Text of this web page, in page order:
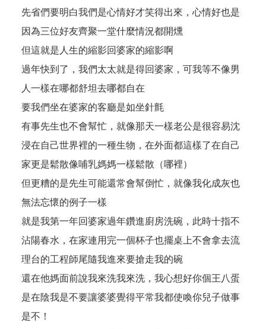
先省們要明白我們是心情好才笑得出來，心情好也是
因為三位好友齊聚一堂什麼情況都開燻
但這就是人生的縮影回婆家的縮影啊
過年快到了，我們太太就是得回婆家，可我等不像男
人一樣在哪都舒坦去哪都自在
要我們坐在婆家的客廳是如坐針氈
有事先生也不會幫忙，就像那天一樣老公是很容易沈
浸在自己世界裡的一種生物，在外面都這樣了在自己
家更是鬆散像哺乳媽媽一樣鬆散（哪裡）
但更糟的是先生可能還常會幫倒忙，就像我化成灰也
無法忘懷的例子一樣
就是我第一年回婆家過年鑽進廚房洗碗，此時十指不
沾陽春水，在家連用完一個杯子也擺桌上不會拿去流
理台的工程師尾隨我進來要搶走我的碗
還在他媽面前說我來洗我來洗，我心想好你個王八蛋
是在陰我是不要讓婆婆覺得平常我都使喚你兒子做事
是不！